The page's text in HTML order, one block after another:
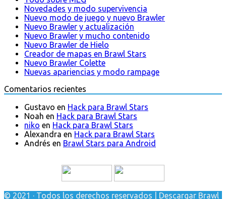
Novedades y modo supervivencia
Nuevo modo de juego y nuevo Brawler
Nuevo Brawler y actualización
Nuevo Brawler y mucho contenido
Nuevo Brawler de Hielo
Creador de mapas en Brawl Stars
Nuevo Brawler Colette
Nuevas apariencias y modo rampage
Comentarios recientes
Gustavo en Hack para Brawl Stars
Noah en Hack para Brawl Stars
niko en Hack para Brawl Stars
Alexandra en Hack para Brawl Stars
Andrés en Brawl Stars para Android
© 2021 · Todos los derechos reservados | Descargar Brawl